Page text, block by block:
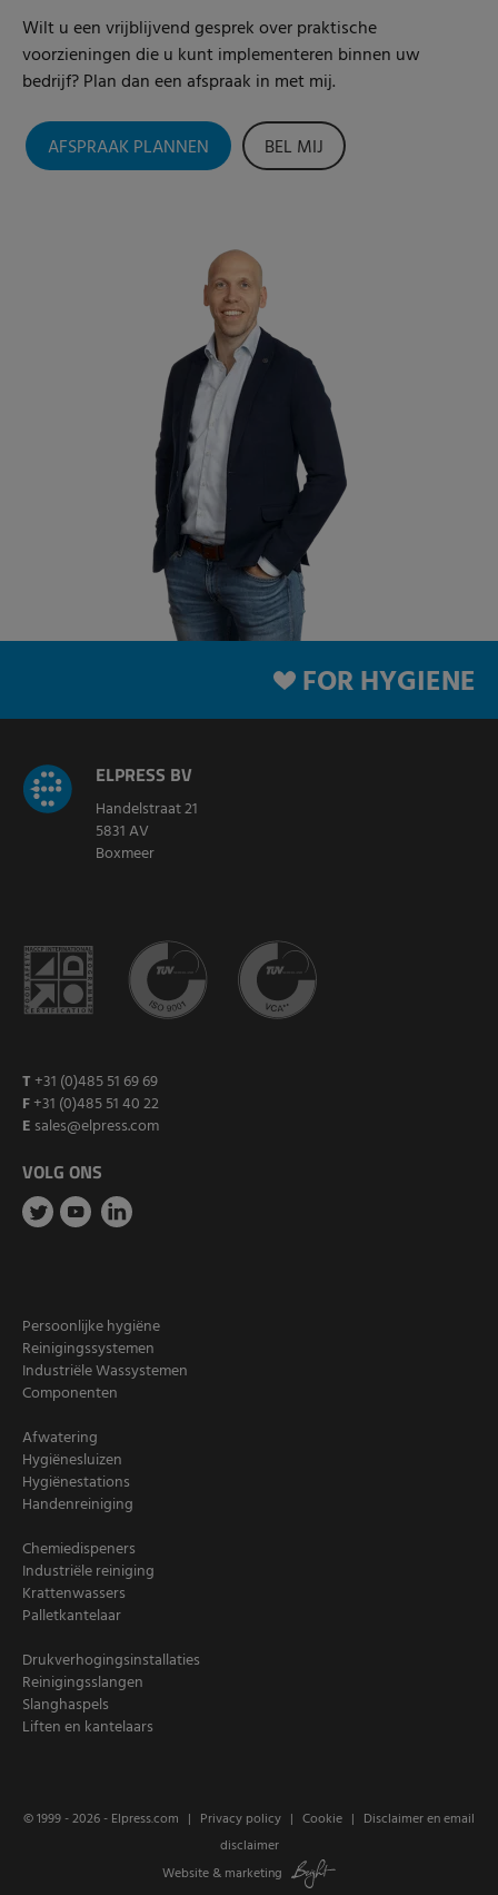
Wilt u een vrijblijvend gesprek over praktische
voorzieningen die u kunt implementeren binnen uw
bedrijf? Plan dan een afspraak in met mij.
AFSPRAAK PLANNEN BEL MIJ
FOR HYGIENE
ELPRESS BV
Handelstraat 21
5831 AV
Boxmeer
T +31 (0)485 51 69 69
F+31 (0)485 51 40 22
E sales@elpress.com
VOLG ONS
Persoonlijke hygiëne
Reinigingssystemen
Industriële Wassystemen
Componenten
Afwatering
Hygiënesluizen
Hygiënestations
Handenreiniging
Chemiedispeners
Industriële reiniging
Krattenwassers
Palletkantelaar
Drukverhogingsinstallaties
Reinigingsslangen
Slanghaspels
Liften en kantelaars
© 1999 - 2026 - Elpress.com Privacy policy Cookie
Disclaimer en email
disclaimer
Website & marketing